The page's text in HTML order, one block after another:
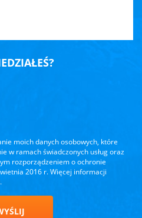
moich danych osobowych, które
w ramach świadczonych usług oraz
rozporządzeniem o ochronie
2016 r. Więcej informacji
.